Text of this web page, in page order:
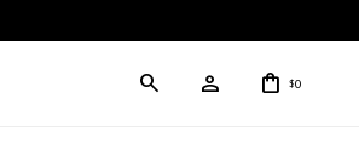
$0